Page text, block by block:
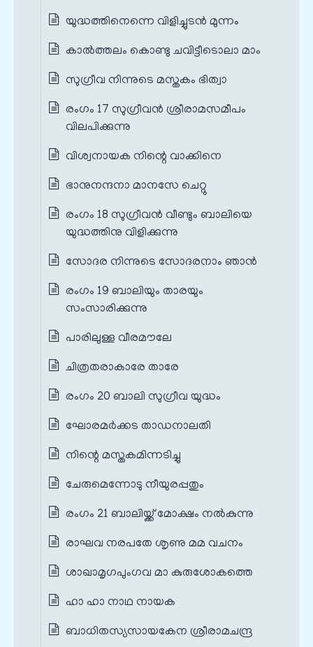
യുദ്ധത്തിനെന്നെ വിളിച്ചുടന്‍ മുന്നം
കാല്‍ത്തലം കൊണ്ടു ചവിട്ടീടൊലാ മാം
സുഗ്രീവ നിന്നുടെ മസ്തകം ഭിത്വാ
രംഗം 17 സുഗ്രീവൻ ശ്രീരാമസമീപം
വിലപിക്കുന്നു
വിശ്വനായക നിന്റെ വാക്കിനെ
ഭാനുനന്ദനാ മാനസേ ചെറ്റു
രംഗം 18 സുഗ്രീവൻ വീണ്ടും ബാലിയെ
യുദ്ധത്തിനു വിളിക്കുന്നു
സോദര നിന്നുടെ സോദരനാം ഞാൻ
രംഗം 19 ബാലിയും താരയും
സംസാരിക്കുന്നു
പാരിലുള്ള വീരമൗലേ
ചിത്രതരാകാരേ താരേ
രംഗം 20 ബാലി സുഗ്രീവ യുദ്ധം
ഘോരമർക്കട താഡനാലതി
നിന്റെ മസ്തകമിന്നടിച്ചു
ചേരുമെന്നോടു നീയുരപ്പതും
രംഗം 21 ബാലിയ്ക്ക് മോക്ഷം നൽകുന്നു
രാഘവ നരപതേ ശൃണു മമ വചനം
ശാഖാമൃഗപുംഗവ മാ കുരുശോകത്തെ
ഹാ ഹാ നാഥ നായക
ബാധിതസ്യസായകേന ശ്രീരാമചന്ദ്ര